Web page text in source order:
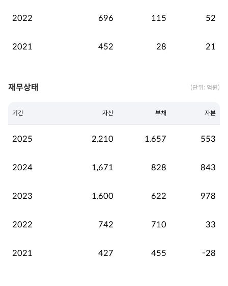
2022 696 115 52
2021 452 28 21
재무상태 (단위: 억원)
기간 자산 부채 자본
2025 2,210 1,657 553
2024 1,671 828 843
2023 1,600 622 978
2022 742 710 33
2021 427 455 -28